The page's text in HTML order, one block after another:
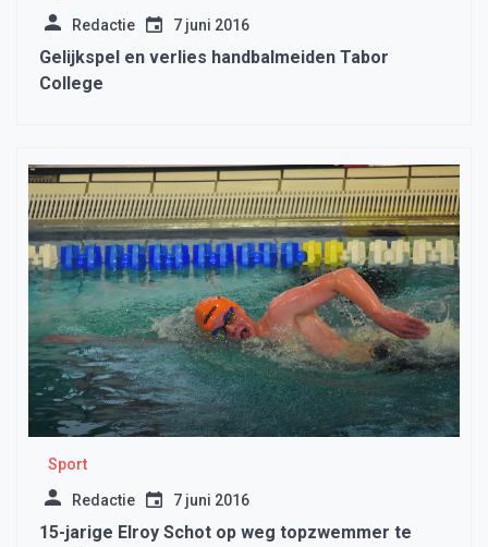
Redactie 7 juni 2016
Gelijkspel en verlies handbalmeiden Tabor
College
Sport
Redactie 7 juni 2016
15-jarige Elroy Schot op weg topzwemmer te